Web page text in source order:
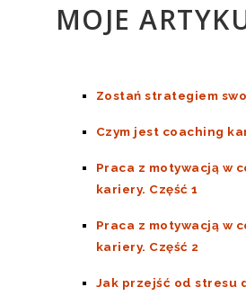
MOJE
Zostań strategiem
Czym jest coaching
Praca z motywacją w
kariery. Część 1
Praca z motywacją w
kariery. Część 2
Jak przejść od stresu